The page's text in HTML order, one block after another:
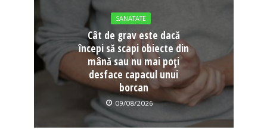
SANATATE
Cât de grav este dacă
începi să scapi obiecte din
mână sau nu mai poți
desface capacul unui
borcan
09/08/2026